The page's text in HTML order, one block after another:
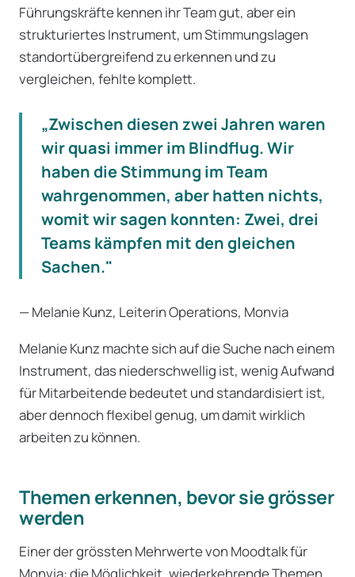
Führungskräfte kennen ihr Team gut, aber ein
strukturiertes Instrument, um Stimmungslagen
standortübergreifend zu erkennen und zu
vergleichen, fehlte komplett.
„Zwischen diesen zwei Jahren waren
wir quasi immer im Blindflug. Wir
haben die Stimmung im Team
wahrgenommen, aber hatten nichts,
womit wir sagen konnten: Zwei, drei
Teams kämpfen mit den gleichen
Sachen."
— Melanie Kunz, Leiterin Operations, Monvia
Melanie Kunz machte sich auf die Suche nach einem
Instrument, das niederschwellig ist, wenig Aufwand
für Mitarbeitende bedeutet und standardisiert ist,
aber dennoch flexibel genug, um damit wirklich
arbeiten zu können.
Themen erkennen, bevor sie grösser
werden
Einer der grössten Mehrwerte von Moodtalk für